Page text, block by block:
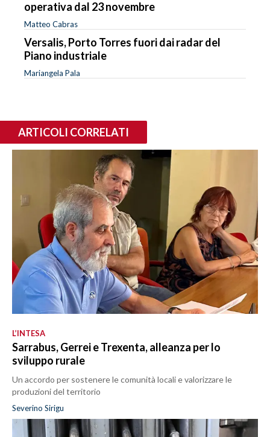
operativa dal 23 novembre
Matteo Cabras
Versalis, Porto Torres fuori dai radar del
Piano industriale
Mariangela Pala
ARTICOLI CORRELATI
L’INTESA
Sarrabus, Gerrei e Trexenta, alleanza per lo
sviluppo rurale
Un accordo per sostenere le comunità locali e valorizzare le
produzioni del territorio
Severino Sirigu